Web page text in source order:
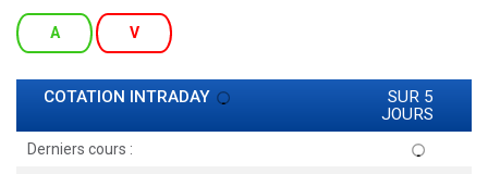
A V
COTATION INTRADAY
SUR 5
JOURS
Derniers cours :